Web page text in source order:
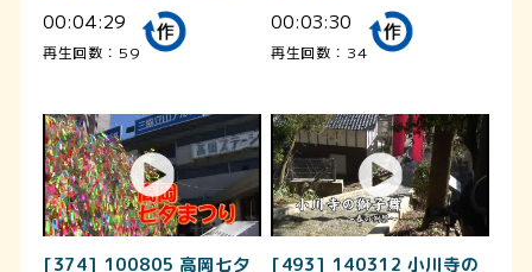
00:04:29
再生回数：59
00:03:30
再生回数：34
[374] 100805 高岡七夕 [493] 140312 小川寺の